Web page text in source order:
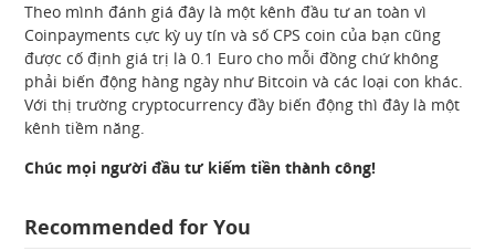
Theo mình đánh giá đây là một kênh đầu tư an toàn vì
Coinpayments cực kỳ uy tín và số CPS coin của bạn cũng
được cố định giá trị là 0.1 Euro cho mỗi đồng chứ không
phải biến động hàng ngày như Bitcoin và các loại con khác.
Với thị trường cryptocurrency đầy biến động thì đây là một
kênh tiềm năng.
Chúc mọi người đầu tư kiếm tiền thành công!
Recommended for You